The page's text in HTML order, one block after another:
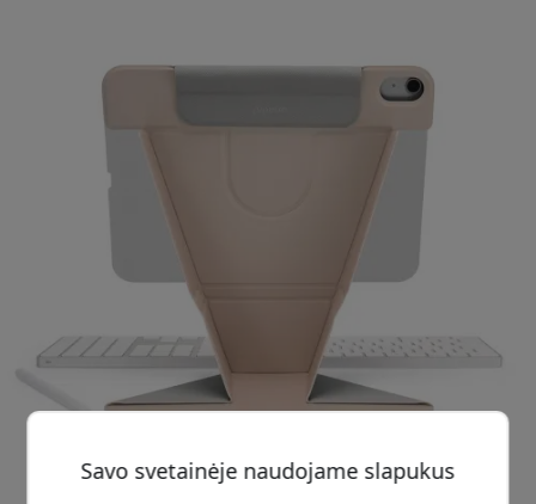
Savo svetainėje naudojame slapukus